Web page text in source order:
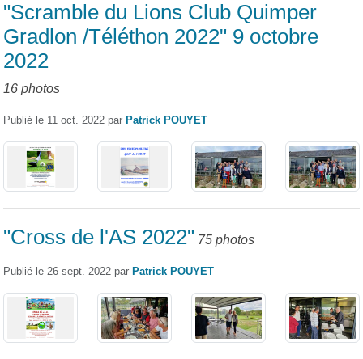
"Scramble du Lions Club Quimper
Gradlon /Téléthon 2022" 9 octobre
2022
16 photos
Publié le 11 oct. 2022 par Patrick POUYET
"Cross de l'AS 2022" 75 photos
Publié le 26 sept. 2022 par Patrick POUYET